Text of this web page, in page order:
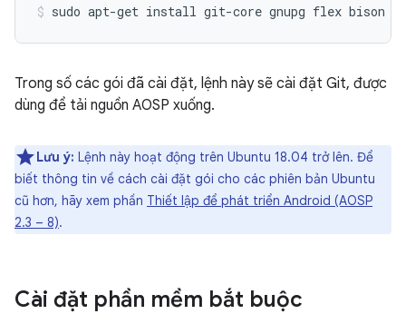
sudo apt-get install git-core gnupg flex bison
Trong số các gói đã cài đặt, lệnh này sẽ cài đặt Git, được
dùng để tải nguồn AOSP xuống.
Lưu ý: Lệnh này hoạt động trên Ubuntu 18.04 trở lên. Để
biết thông tin về cách cài đặt gói cho các phiên bản Ubuntu
cũ hơn, hãy xem phần Thiết lập để phát triển Android (AOSP
2.3 – 8).
Cài đặt phần mềm bắt buộc